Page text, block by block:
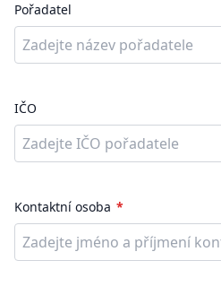
Pořadatel
IČO
Kontaktní osoba